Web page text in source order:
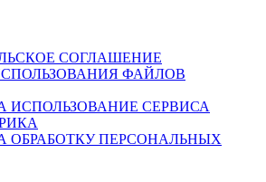
СОГЛАШЕНИЕ
ФАЙЛОВ
ИСПОЛЬЗОВАНИЕ СЕРВИСА
ОБРАБОТКУ ПЕРСОНАЛЬНЫХ